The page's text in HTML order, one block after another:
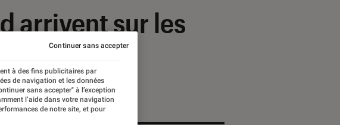
arrivent sur les
à des fins publicitaires par
de navigation et les données
sans accepter" à l’exception
l’aide dans votre navigation
de notre site, et pour
Continuer sans accepter